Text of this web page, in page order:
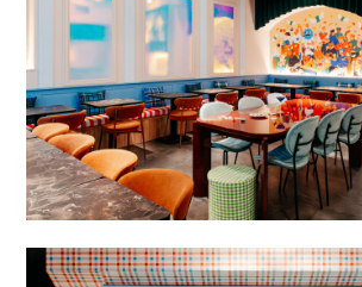
DES KORES
À PROPOS
RÉALISATIONS
PRESSE